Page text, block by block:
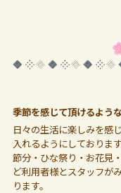
季節を感じて頂けるよう
日々の生活に楽しみを感
入れるようにしております
節分・ひな祭り・お花見
ど利用者様とスタッフが
ります。